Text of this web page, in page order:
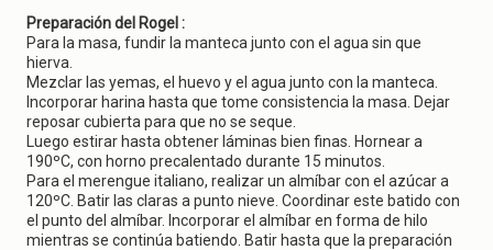
Preparación del Rogel :
Para la masa, fundir la manteca junto con el agua sin que
hierva.
Mezclar las yemas, el huevo y el agua junto con la manteca.
Incorporar harina hasta que tome consistencia la masa. Dejar
reposar cubierta para que no se seque.
Luego estirar hasta obtener láminas bien finas. Hornear a
190ºC, con horno precalentado durante 15 minutos.
Para el merengue italiano, realizar un almíbar con el azúcar a
120ºC. Batir las claras a punto nieve. Coordinar este batido con
el punto del almíbar. Incorporar el almíbar en forma de hilo
mientras se continúa batiendo. Batir hasta que la preparación